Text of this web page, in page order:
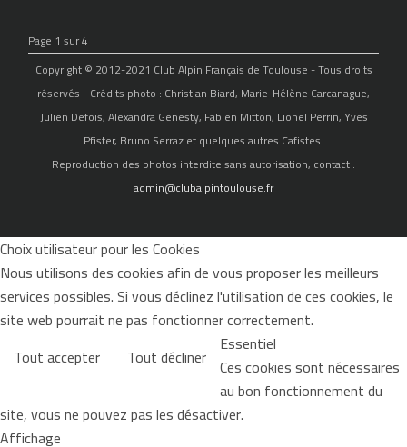
Page 1 sur 4
Copyright © 2012-2021 Club Alpin Français de Toulouse - Tous droits
réservés - Crédits photo : Christian Biard, Marie-Hélène Carcanague,
Julien Defois, Alexandra Genesty, Fabien Mitton, Lionel Perrin, Yves
Pfister, Bruno Serraz et quelques autres Cafistes.
Reproduction des photos interdite sans autorisation, contact :
admin@clubalpintoulouse.fr
Choix utilisateur pour les Cookies
Nous utilisons des cookies afin de vous proposer les meilleurs
services possibles. Si vous déclinez l'utilisation de ces cookies, le
site web pourrait ne pas fonctionner correctement.
Tout accepter
Tout décliner Essentiel
Ces cookies sont nécessaires
au bon fonctionnement du
site, vous ne pouvez pas les désactiver.
Affichage